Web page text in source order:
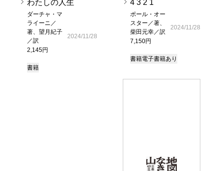
わたしの人生
ダーチャ・マ
ライーニ／
著、望月紀子
／訳
2,145円
2024/11/28
書籍
4 3 2 1
ポール・オー
スター／著、
柴田元幸／訳
7,150円
2024/11/28
書籍電子書籍あり